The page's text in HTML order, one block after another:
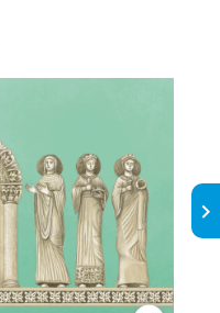
keyboard_arrow_right